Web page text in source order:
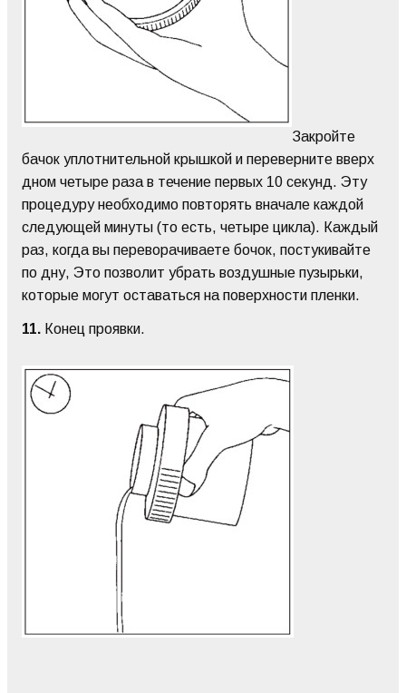
Закройте
бачок уплотнительной крышкой и переверните вверх
дном четыре раза в течение первых 10 секунд. Эту
процедуру необходимо повторять вначале каждой
следующей минуты (то есть, четыре цикла). Каждый
раз, когда вы переворачиваете бочок, постукивайте
по дну, Это позволит убрать воздушные пузырьки,
которые могут оставаться на поверхности пленки.
11. Конец проявки.